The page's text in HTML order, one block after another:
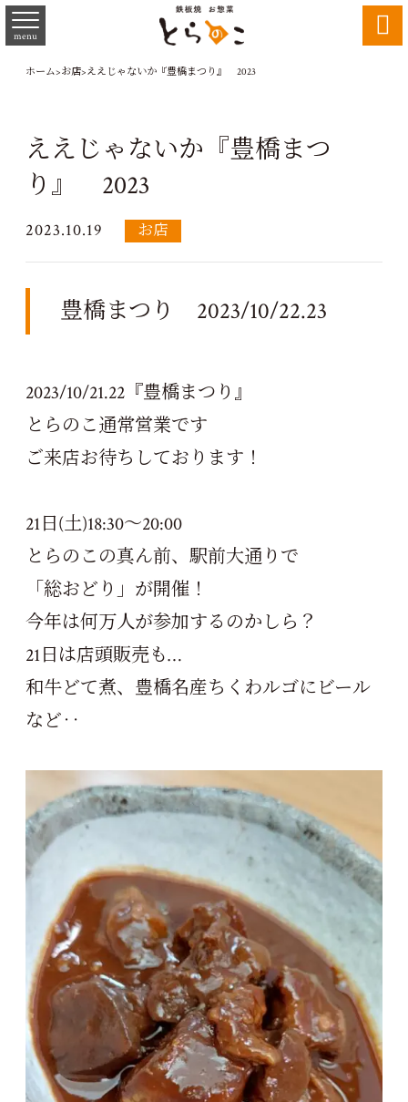
menu 
ホーム>お店>ええじゃないか『豊橋まつり』 2023
ええじゃないか『豊橋まつ
り』 2023
2023.10.19 お店
豊橋まつり 2023/10/22.23
2023/10/21.22『豊橋まつり』
とらのこ通常営業です
ご来店お待ちしております！
21日(土)18:30～20:00
とらのこの真ん前、駅前大通りで
「総おどり」が開催！
今年は何万人が参加するのかしら？
21日は店頭販売も…
和牛どて煮、豊橋名産ちくわルゴにビール
など‥